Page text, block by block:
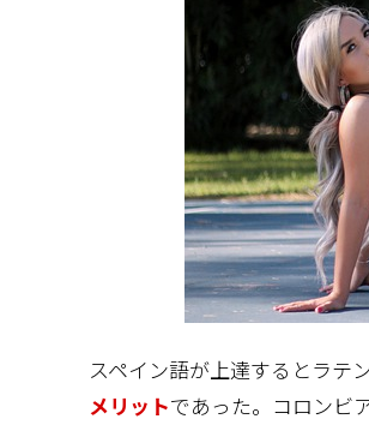
スペイン語が上達するとラテ
メリットであった。コロンビ